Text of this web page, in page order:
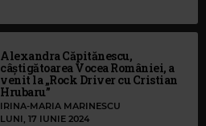
Alexandra Căpitănescu,
câștigătoarea Vocea României, a
venit la „Rock Driver cu Cristian
Hrubaru”
IRINA-MARIA MARINESCU
LUNI, 17 IUNIE 2024